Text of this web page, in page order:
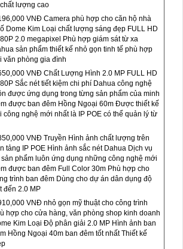
lượng cao
VNĐ Camera phù hợp cho căn hộ nhà
Dome Kim Loại chất lượng sáng đẹp FULL HD
2.0 megapixel Phù hợp giám sát từ xa
sản phẩm thiết kế nhỏ gọn tinh tế phù hợp
văn phòng gia đình
VNĐ Chất Lượng Hình 2.0 MP FULL HD
Sắc nét tiết kiệm chi phí Dahua công nghệ
được ứng dụng trong từng sản phẩm của minh
được ban đêm Hồng Ngoại 60m Được thiết kế
công nghệ mới nhất là IP POE có thể quản lý từ
VNĐ Truyền Hình ảnh chất lượng trên
tảng IP POE Hình ảnh sắc nét Dahua Dịch vụ
sản phẩm luôn ứng dụng những công nghệ mới
được ban đêm Full Color 30m Phù hợp cho
trình ban đêm Dùng cho dự án dân dụng độ
đến 2.0 MP
VNĐ nhỏ gọn mỹ thuật cho công trình
hợp cho cửa hàng, văn phòng shop kinh doanh
Kim Loại Độ phân giải 2.0 MP Hình ảnh ban
Hồng Ngoại 40m ban đêm tốt nhất Thiết kế